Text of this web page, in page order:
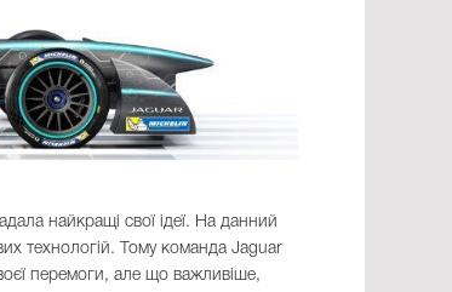
найкращі свої ідеї. На данний
технологій. Тому команда Jaguar
перемоги, але що важливіше,